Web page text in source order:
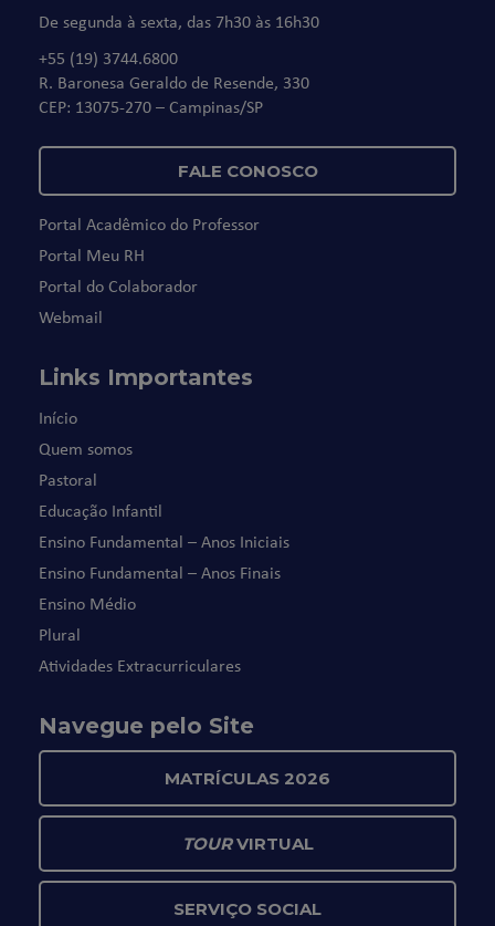
De segunda à sexta, das 7h30 às 16h30
+55 (19) 3744.6800
R. Baronesa Geraldo de Resende, 330
CEP: 13075-270 – Campinas/SP
FALE CONOSCO
Portal Acadêmico do Professor
Portal Meu RH
Portal do Colaborador
Webmail
Links Importantes
Início
Quem somos
Pastoral
Educação Infantil
Ensino Fundamental – Anos Iniciais
Ensino Fundamental – Anos Finais
Ensino Médio
Plural
Atividades Extracurriculares
Navegue pelo Site
MATRÍCULAS 2026
TOURVIRTUAL
SERVIÇO SOCIAL